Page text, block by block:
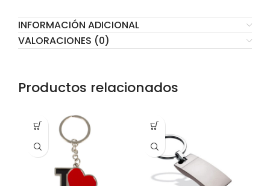
INFORMACIÓN ADICIONAL
VALORACIONES (0)
Productos relacionados